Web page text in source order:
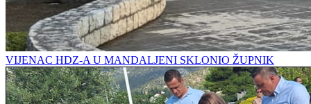
VIJENAC HDZ-A U MANDALJENI SKLONIO ŽUPNIK